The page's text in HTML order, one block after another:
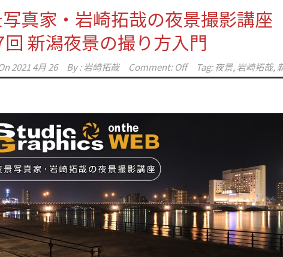
真家・岩崎拓哉の夜景撮影講座
新潟夜景の撮り方入門
2021 4月 26 By :岩崎拓哉 Comment: Off Tag:夜景,岩崎拓哉,